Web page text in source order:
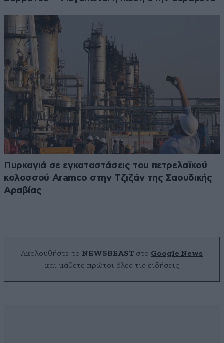
Πυρκαγιά σε εγκαταστάσεις του πετρελαϊκού
κολοσσού Aramco στην Τζιζάν της Σαουδικής
Αραβίας
Ακολουθήστε το NEWSBEAST στο Google News
και μάθετε πρώτοι όλες τις ειδήσεις